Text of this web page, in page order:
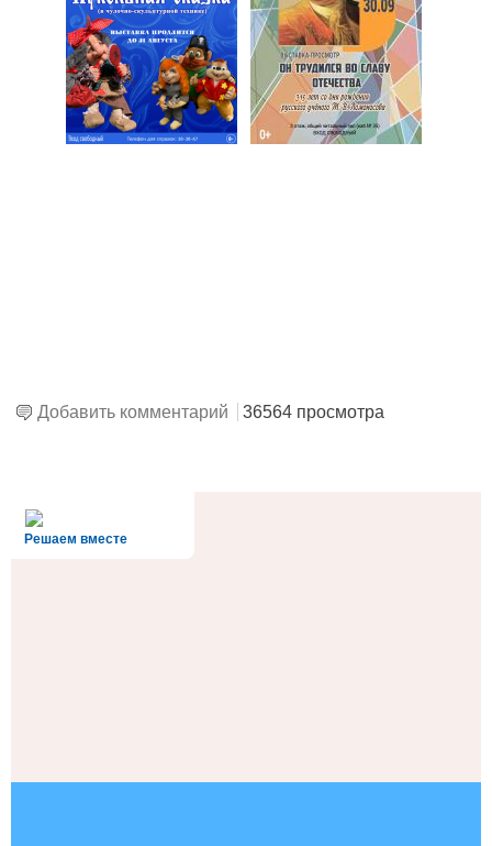
Добавить комментарий 36564 просмотра
Решаем вместе